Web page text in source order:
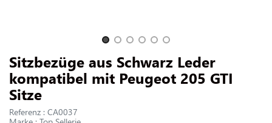
Sitzbezüge aus Schwarz Leder
kompatibel mit Peugeot 205 GTI
Sitze
Referenz : CA0037